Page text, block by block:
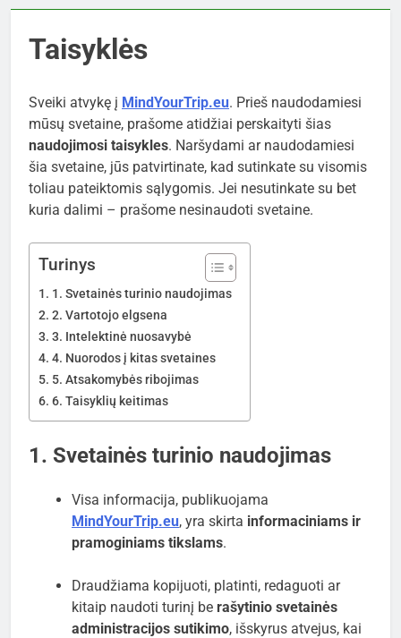
Taisyklės
Sveiki atvykę į MindYourTrip.eu. Prieš naudodamiesi
mūsų svetaine, prašome atidžiai perskaityti šias
naudojimosi taisykles. Naršydami ar naudodamiesi
šia svetaine, jūs patvirtinate, kad sutinkate su visomis
toliau pateiktomis sąlygomis. Jei nesutinkate su bet
kuria dalimi – prašome nesinaudoti svetaine.
Turinys
1. Svetainės turinio naudojimas
2. Vartotojo elgsena
3. Intelektinė nuosavybė
4. Nuorodos į kitas svetaines
5. Atsakomybės ribojimas
6. Taisyklių keitimas
1. Svetainės turinio naudojimas
Visa informacija, publikuojama
MindYourTrip.eu, yra skirta informaciniams ir
pramoginiams tikslams.
Draudžiama kopijuoti, platinti, redaguoti ar
kitaip naudoti turinį be rašytinio svetainės
administracijos sutikimo, išskyrus atvejus, kai